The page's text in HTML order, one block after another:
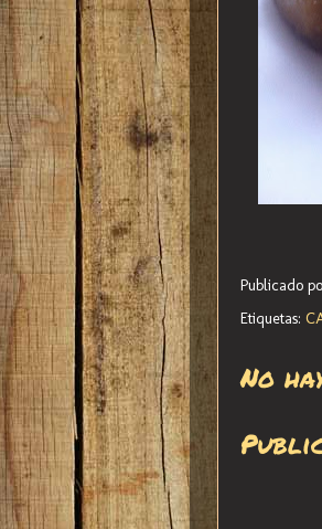
Publicado
Etiquetas:
No